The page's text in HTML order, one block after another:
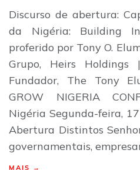
Discurso de abertura:
da Nigéria: Building
proferido por Tony O.
Grupo, Heirs
Fundador, The Tony
GROW NIGERIA
Nigéria Segunda-feira,
Abertura Distintos
governamentais,
MAIS →